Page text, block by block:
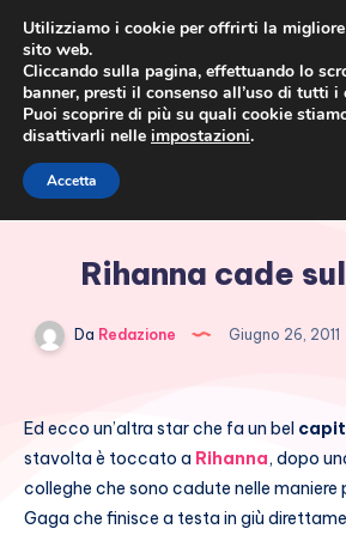
Rihanna cade
Da Redazione Giugno 26, 2011
Ed ecco un’altra star che fa un bel
stavolta è toccato a Rihanna, dopo
colleghe che sono cadute nelle maniere
Gaga che finisce a testa in giù
Utilizziamo i cookie per offrirti la
sito web.
Cliccando sulla pagina, effettuando lo
banner, presti il consenso all’uso di tutti i
Puoi scoprire di più su quali cookie
disattivarli nelle impostazioni.
Accetta